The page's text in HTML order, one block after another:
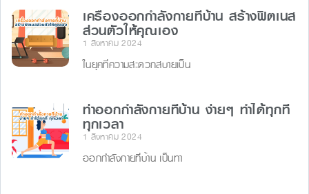
เครื่องออกกำลังกายที่บ้าน สร้างฟิตเนส
ส่วนตัวให้คุณเอง
1 สิงหาคม 2024
ในยุคที่ความสะดวกสบายเป็น
ท่าออกกำลังกายที่บ้าน ง่ายๆ ทำได้ทุกที่
ทุกเวลา
1 สิงหาคม 2024
ออกกำลังกายที่บ้าน เป็นทา